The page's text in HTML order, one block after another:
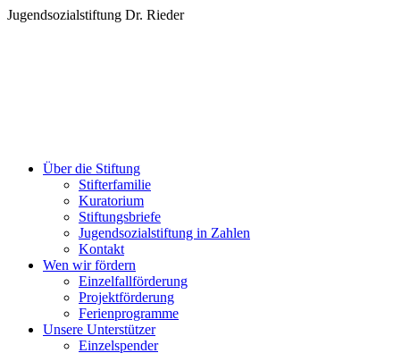
Zum
Jugendsozialstiftung Dr. Rieder
Über die Stiftung
Stifterfamilie
Kuratorium
Stiftungsbriefe
Jugendsozialstiftung in Zahlen
Kontakt
Wen wir fördern
Einzelfallförderung
Projektförderung
Ferienprogramme
Unsere Unterstützer
Einzelspender